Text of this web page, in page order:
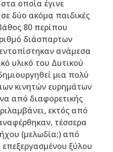
οποία έγινε
δύο ακόμα παιδικές
80 περίπου
διάσπαρτων
ανάμεσα
υλικό του Δυτικού
μια πολύ
κινητών ευρημάτων
από διαφορετικής
εκτός από
τέσσερα
(μελωδία;) από
ξύλου